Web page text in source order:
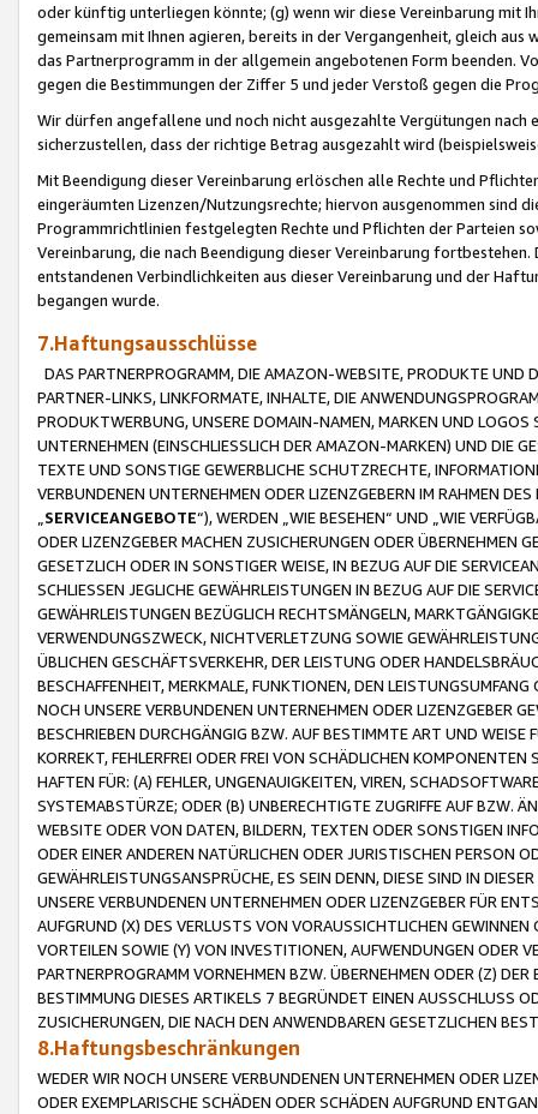
oder künftig unterliegen könnte; (g) wenn wir diese Vereinbarung mit
gemeinsam mit Ihnen agieren, bereits in der Vergangenheit, gleich
das Partnerprogramm in der allgemein angebotenen Form beenden.
gegen die Bestimmungen der Ziffer 5 und jeder Verstoß gegen die
Wir dürfen angefallene und noch nicht ausgezahlte Vergütungen
sicherzustellen, dass der richtige Betrag ausgezahlt wird
Mit Beendigung dieser Vereinbarung erlöschen alle Rechte und
eingeräumten Lizenzen/Nutzungsrechte; hiervon ausgenommen sind
Programmrichtlinien festgelegten Rechte und Pflichten der Parteien
Vereinbarung, die nach Beendigung dieser Vereinbarung
entstandenen Verbindlichkeiten aus dieser Vereinbarung und der
begangen wurde.
7.Haftungsausschlüsse
DAS PARTNERPROGRAMM, DIE AMAZON-WEBSITE, PRODUKTE UND
PARTNER-LINKS, LINKFORMATE, INHALTE, DIE
PRODUKTWERBUNG, UNSERE DOMAIN-NAMEN, MARKEN UND
UNTERNEHMEN (EINSCHLIESSLICH DER AMAZON-MARKEN) UND DIE
TEXTE UND SONSTIGE GEWERBLICHE SCHUTZRECHTE,
VERBUNDENEN UNTERNEHMEN ODER LIZENZGEBERN IM RAHMEN
SERVICEANGEBOTE“), WERDEN „WIE BESEHEN“ UND „WIE
ODER LIZENZGEBER MACHEN ZUSICHERUNGEN ODER ÜBERNEHMEN
GESETZLICH ODER IN SONSTIGER WEISE, IN BEZUG AUF DIE
SCHLIESSEN JEGLICHE GEWÄHRLEISTUNGEN IN BEZUG AUF DIE
GEWÄHRLEISTUNGEN BEZÜGLICH RECHTSMÄNGELN,
VERWENDUNGSZWECK, NICHTVERLETZUNG SOWIE
ÜBLICHEN GESCHÄFTSVERKEHR, DER LEISTUNG ODER
BESCHAFFENHEIT, MERKMALE, FUNKTIONEN, DEN
NOCH UNSERE VERBUNDENEN UNTERNEHMEN ODER LIZENZGEBER
BESCHRIEBEN DURCHGÄNGIG BZW. AUF BESTIMMTE ART UND
KORREKT, FEHLERFREI ODER FREI VON SCHÄDLICHEN
HAFTEN FÜR: (A) FEHLER, UNGENAUIGKEITEN, VIREN,
SYSTEMABSTÜRZE; ODER (B) UNBERECHTIGTE ZUGRIFFE AUF BZW.
WEBSITE ODER VON DATEN, BILDERN, TEXTEN ODER SONSTIGEN
ODER EINER ANDEREN NATÜRLICHEN ODER JURISTISCHEN PERSON
GEWÄHRLEISTUNGSANSPRÜCHE, ES SEIN DENN, DIESE SIND IN
UNSERE VERBUNDENEN UNTERNEHMEN ODER LIZENZGEBER FÜR
AUFGRUND (X) DES VERLUSTS VON VORAUSSICHTLICHEN
VORTEILEN SOWIE (Y) VON INVESTITIONEN, AUFWENDUNGEN ODER
PARTNERPROGRAMM VORNEHMEN BZW. ÜBERNEHMEN ODER (Z)
BESTIMMUNG DIESES ARTIKELS 7 BEGRÜNDET EINEN AUSSCHLUSS
ZUSICHERUNGEN, DIE NACH DEN ANWENDBAREN GESETZLICHEN
8.Haftungsbeschränkungen
WEDER WIR NOCH UNSERE VERBUNDENEN UNTERNEHMEN ODER
ODER EXEMPLARISCHE SCHÄDEN ODER SCHÄDEN AUFGRUND